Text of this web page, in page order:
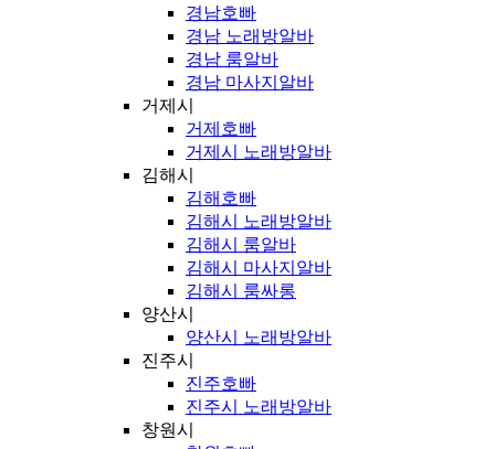
경남호빠
경남 노래방알바
경남 룸알바
경남 마사지알바
거제시
거제호빠
거제시 노래방알바
김해시
김해호빠
김해시 노래방알바
김해시 룸알바
김해시 마사지알바
김해시 룸싸롱
양산시
양산시 노래방알바
진주시
진주호빠
진주시 노래방알바
창원시